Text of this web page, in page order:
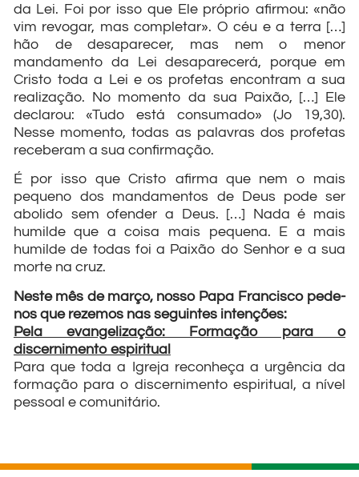
da Lei. Foi por isso que Ele próprio afirmou: «não
vim revogar, mas completar». O céu e a terra […]
hão de desaparecer, mas nem o menor
mandamento da Lei desaparecerá, porque em
Cristo toda a Lei e os profetas encontram a sua
realização. No momento da sua Paixão, […] Ele
declarou: «Tudo está consumado» (Jo 19,30).
Nesse momento, todas as palavras dos profetas
receberam a sua confirmação.
É por isso que Cristo afirma que nem o mais
pequeno dos mandamentos de Deus pode ser
abolido sem ofender a Deus. […] Nada é mais
humilde que a coisa mais pequena. E a mais
humilde de todas foi a Paixão do Senhor e a sua
morte na cruz.
Neste mês de março, nosso Papa Francisco pede-
nos que rezemos nas seguintes intenções:
Pela evangelização: Formação para o
discernimento espiritual
Para que toda a Igreja reconheça a urgência da
formação para o discernimento espiritual, a nível
pessoal e comunitário.